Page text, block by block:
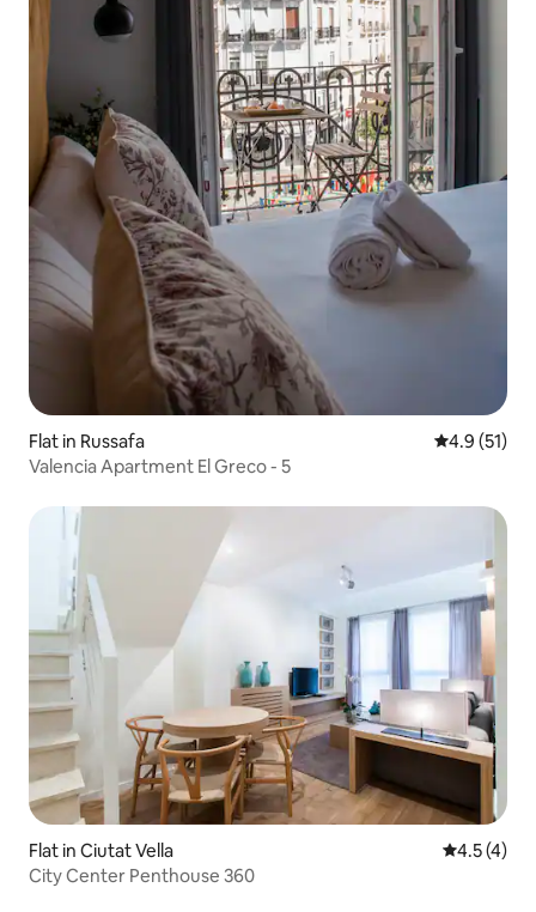
Flat in Russafa 4.9 out of 5
4.9 (51)
Valencia Apartment El Greco - 5
Flat in Ciutat Vella 4.5 out of
4.5 (4)
City Center Penthouse 360